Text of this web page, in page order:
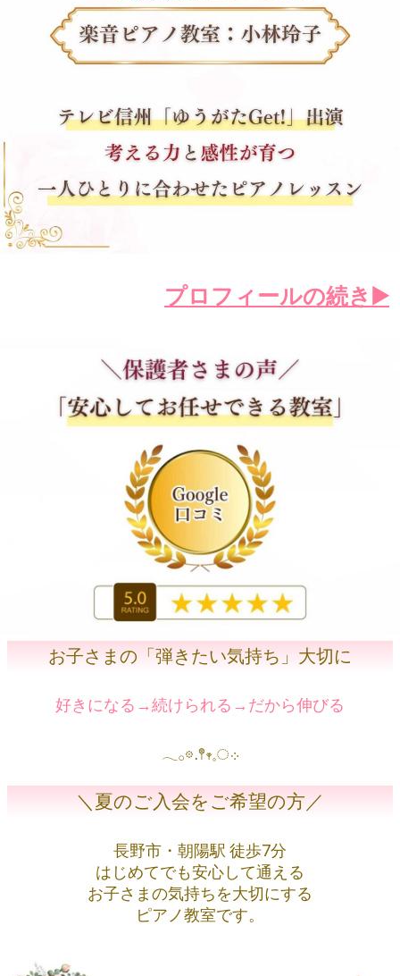
プロフィールの続き▶️
お子さまの「弾きたい気持ち」大切に
好きになる→続けられる→だから伸びる
𓂃𓂂𖡼.𖤣𖥧𓈒◌܀
＼夏のご入会をご希望の方／
長野市・朝陽駅 徒歩7分
はじめてでも安心して通える
お子さまの気持ちを大切にする
ピアノ教室です。